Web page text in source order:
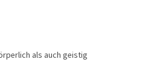
als auch geistig